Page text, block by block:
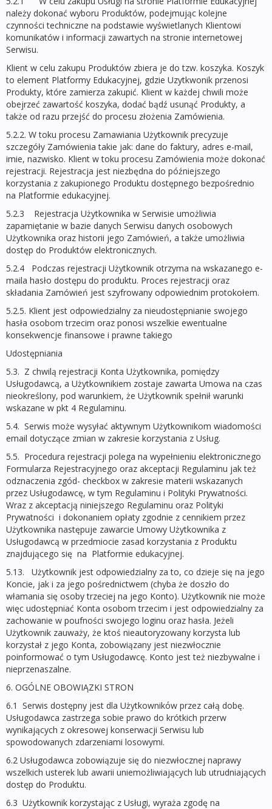
należy dokonać wyboru Produktów, podejmując kolejne
czynności techniczne na podstawie wyświetlanych Klientowi
komunikatów i informacji zawartych na stronie internetowej
Serwisu.
Klient w celu zakupu Produktów zbiera je do tzw. koszyka. Koszyk
to element Platformy Edukacyjnej, gdzie Uzytkwonik przenosi
Produkty, które zamierza zakupić. Klient w każdej chwili może
obejrzeć zawartość koszyka, dodać bądź usunąć Produkty, a
także od razu przejść do procesu złożenia Zamówienia.
5.2.2. W toku procesu Zamawiania Użytkownik precyzuje
szczegóły Zamówienia takie jak: dane do faktury, adres e-mail,
imie, nazwisko. Klient w toku procesu Zamówienia może dokonać
rejestracji. Rejestracja jest niezbędna do późniejszego
korzystania z zakupionego Produktu dostępnego bezpośrednio
na Platformie edukacyjnej.
5.2.3 Rejestracja Użytkownika w Serwisie umożliwia
zapamiętanie w bazie danych Serwisu danych osobowych
Użytkownika oraz historii jego Zamówień, a także umożliwia
dostęp do Produktów elektronicznych.
5.2.4 Podczas rejestracji Użytkownik otrzyma na wskazanego e-
maila hasło dostępu do produktu. Proces rejestracji oraz
składania Zamówień jest szyfrowany odpowiednim protokołem.
5.2.5. Klient jest odpowiedzialny za nieudostępnianie swojego
hasła osobom trzecim oraz ponosi wszelkie ewentualne
konsekwencje finansowe i prawne takiego
Udostępniania
5.3. Z chwilą rejestracji Konta Użytkownika, pomiędzy
Usługodawcą, a Użytkownikiem zostaje zawarta Umowa na czas
nieokreślony, pod warunkiem, że Użytkownik spełnił warunki
wskazane w pkt 4 Regulaminu.
5.4. Serwis może wysyłać aktywnym Użytkownikom wiadomości
email dotyczące zmian w zakresie korzystania z Usług.
5.5. Procedura rejestracji polega na wypełnieniu elektronicznego
Formularza Rejestracyjnego oraz akceptacji Regulaminu jak też
odznaczenia zgód- checkbox w zakresie materii wskazanych
przez Usługodawcę, w tym Regulaminu i Polityki Prywatności.
Wraz z akceptacją niniejszego Regulaminu oraz Polityki
Prywatności i dokonaniem opłaty zgodnie z cennikiem przez
Użytkownika następuje zawarcie Umowy Użytkownika z
Usługodawcą w przedmiocie zasad korzystania z Produktu
znajdującego się na Platformie edukacyjnej.
5.13. Użytkownik jest odpowiedzialny za to, co dzieje się na jego
Koncie, jak i za jego pośrednictwem (chyba że doszło do
włamania się osoby trzeciej na jego Konto). Użytkownik nie może
więc udostępniać Konta osobom trzecim i jest odpowiedzialny za
zachowanie w poufności swojego loginu oraz hasła. Jeżeli
Użytkownik zauważy, że ktoś nieautoryzowany korzysta lub
korzystał z jego Konta, zobowiązany jest niezwłocznie
poinformować o tym Usługodawcę. Konto jest też niezbywalne i
nieprzenaszalne.
6. OGÓLNE OBOWIĄZKI STRON
6.1 Serwis dostępny jest dla Użytkownikόw przez całą dobę.
Usługodawca zastrzega sobie prawo do krótkich przerw
wynikających z okresowej konserwacji Serwisu lub
spowodowanych zdarzeniami losowymi.
6.2 Usługodawca zobowiązuje się do niezwłocznej naprawy
wszelkich usterek lub awarii uniemożliwiających lub utrudniających
dostęp do Produktu.
6.3 Użytkownik korzystając z Usługi, wyraża zgodę na